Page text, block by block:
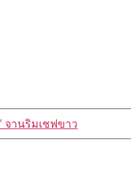
จานริมเชฟขาว